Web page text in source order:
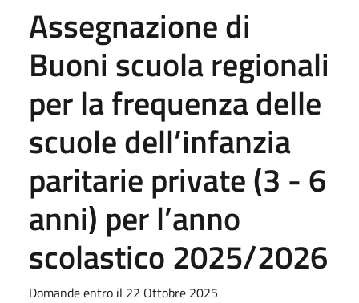
Assegnazione di
Buoni scuola regionali
per la frequenza delle
scuole dell’infanzia
paritarie private (3 - 6
anni) per l’anno
scolastico 2025/2026
Domande entro il 22 Ottobre 2025